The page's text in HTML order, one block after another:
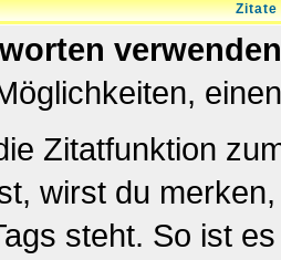
Zitate
verwenden
Zitatfunktion
wirst du
steht. So ist